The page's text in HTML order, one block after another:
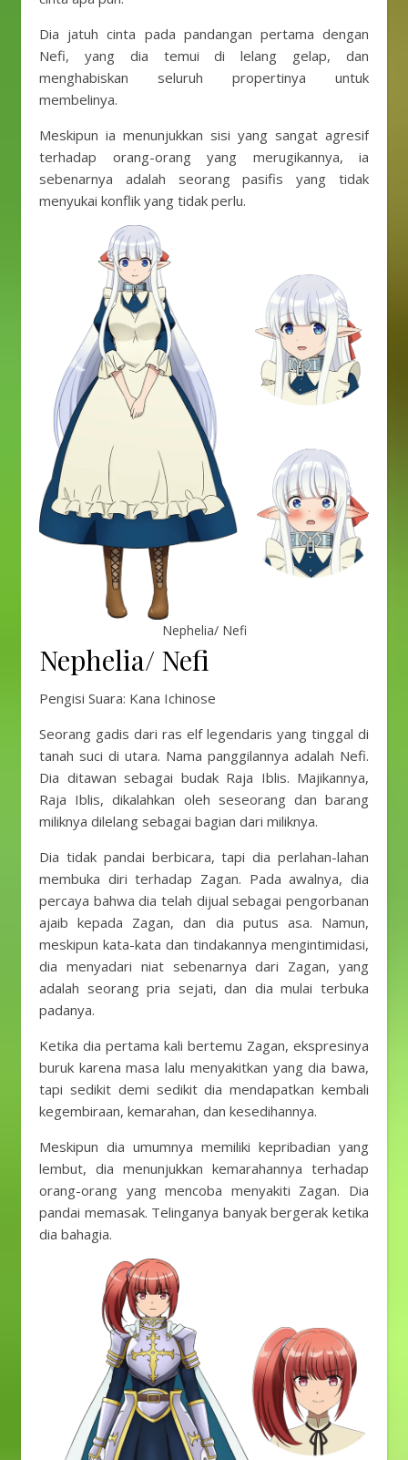
Dia jatuh cinta pada pandangan pertama dengan
Nefi, yang dia temui di lelang gelap, dan
menghabiskan seluruh propertinya untuk
membelinya.
Meskipun ia menunjukkan sisi yang sangat agresif
terhadap orang-orang yang merugikannya, ia
sebenarnya adalah seorang pasifis yang tidak
menyukai konflik yang tidak perlu.
Nephelia/ Nefi
Nephelia/ Nefi
Pengisi Suara: Kana Ichinose
Seorang gadis dari ras elf legendaris yang tinggal di
tanah suci di utara. Nama panggilannya adalah Nefi.
Dia ditawan sebagai budak Raja Iblis. Majikannya,
Raja Iblis, dikalahkan oleh seseorang dan barang
miliknya dilelang sebagai bagian dari miliknya.
Dia tidak pandai berbicara, tapi dia perlahan-lahan
membuka diri terhadap Zagan. Pada awalnya, dia
percaya bahwa dia telah dijual sebagai pengorbanan
ajaib kepada Zagan, dan dia putus asa. Namun,
meskipun kata-kata dan tindakannya mengintimidasi,
dia menyadari niat sebenarnya dari Zagan, yang
adalah seorang pria sejati, dan dia mulai terbuka
padanya.
Ketika dia pertama kali bertemu Zagan, ekspresinya
buruk karena masa lalu menyakitkan yang dia bawa,
tapi sedikit demi sedikit dia mendapatkan kembali
kegembiraan, kemarahan, dan kesedihannya.
Meskipun dia umumnya memiliki kepribadian yang
lembut, dia menunjukkan kemarahannya terhadap
orang-orang yang mencoba menyakiti Zagan. Dia
pandai memasak. Telinganya banyak bergerak ketika
dia bahagia.